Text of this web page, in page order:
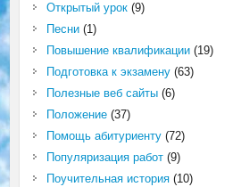
Открытый урок(9)
Песни(1)
Повышение квалификации(19)
Подготовка к экзамену(63)
Полезные веб сайты(6)
Положение(37)
Помощь абитуриенту(72)
Популяризация работ(9)
Поучительная история(10)